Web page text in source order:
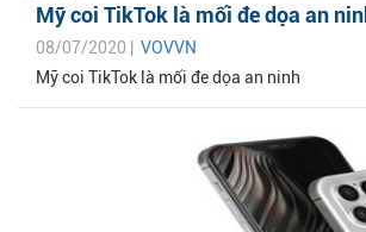
Mỹ coi TikTok là mối đe dọa an
08/07/2020 | VOVVN
Mỹ coi TikTok là mối đe dọa an ninh